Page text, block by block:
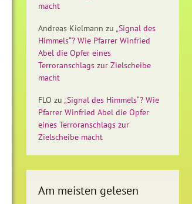
macht
Andreas Kielmann zu „Signal des
Himmels“? Wie Pfarrer Winfried
Abel die Opfer eines
Terroranschlags zur Zielscheibe
macht
FLO zu „Signal des Himmels“? Wie
Pfarrer Winfried Abel die Opfer
eines Terroranschlags zur
Zielscheibe macht
Am meisten gelesen